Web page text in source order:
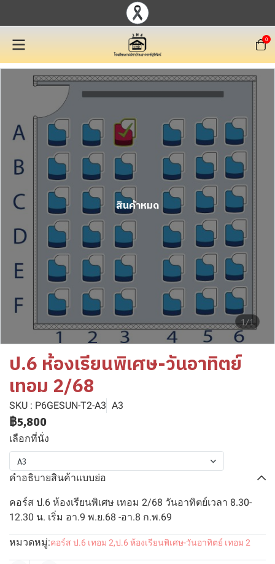
0
1/1
สินค้าหมด
ป.6 ห้องเรียนพิเศษ-วันอาทิตย์
เทอม 2/68
SKU : P6GESUN-T2-A3 A3
฿5,800
เลือกที่นั่ง
A3
คำอธิบายสินค้าแบบย่อ
คอร์ส ป.6 ห้องเรียนพิเศษ เทอม 2/68 วันอาทิตย์เวลา 8.30-
12.30 น. เริ่ม อา.9 พ.ย.68 -อา.8 ก.พ.69
หมวดหมู่:คอร์ส ป.6 เทอม 2,ป.6 ห้องเรียนพิเศษ-วันอาทิตย์ เทอม 2